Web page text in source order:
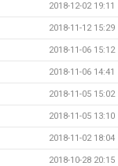
2018-12-02 19:11
2018-11-12 15:29
2018-11-06 15:12
2018-11-06 14:41
2018-11-05 15:02
2018-11-05 13:10
2018-11-02 18:04
2018-10-28 20:15